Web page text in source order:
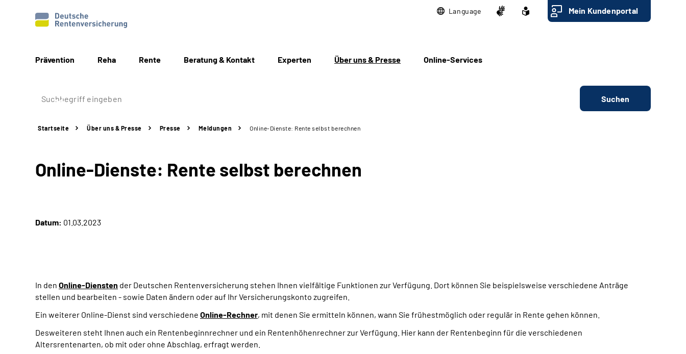
Language Mein Kundenportal
Prävention Reha Rente Beratung & Kontakt Experten Über uns & Presse Online-Services
Suchen
Startseite Über uns & Presse Presse Meldungen Online-Dienste: Rente selbst berechnen
Online-Dienste: Rente selbst berechnen
Datum: 01.03.2023
In den Online-Diensten der Deutschen Rentenversicherung stehen Ihnen vielfältige Funktionen zur Verfügung. Dort können Sie beispielsweise verschiedene Anträge
stellen und bearbeiten - sowie Daten ändern oder auf Ihr Versicherungskonto zugreifen.
Ein weiterer Online-Dienst sind verschiedene Online-Rechner, mit denen Sie ermitteln können, wann Sie frühestmöglich oder regulär in Rente gehen können.
Desweiteren steht Ihnen auch ein Rentenbeginnrechner und ein Rentenhöhenrechner zur Verfügung. Hier kann der Rentenbeginn für die verschiedenen
Altersrentenarten, ob mit oder ohne Abschlag, erfragt werden.